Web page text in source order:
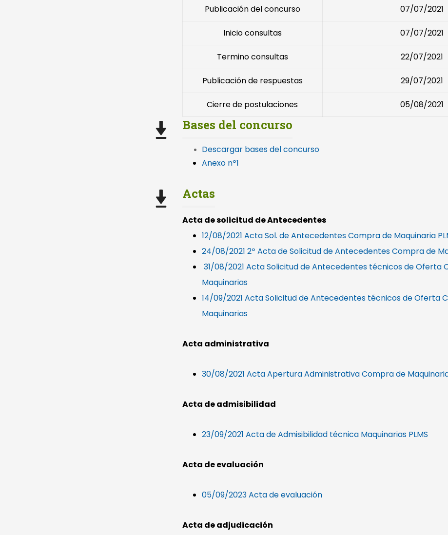
Publicación del concurso 07/07/2021
Inicio consultas 07/07/2021
Termino consultas 22/07/2021
Publicación de respuestas 29/07/2021
Cierre de postulaciones 05/08/2021
Bases del concurso
Descargar bases del concurso
Anexo nº1
Actas
Acta de solicitud de Antecedentes
12/08/2021 Acta Sol. de Antecedentes Compra de Maquinaria
24/08/2021 2º Acta de Solicitud de Antecedentes Compra de
31/08/2021 Acta Solicitud de Antecedentes técnicos de Oferta
Maquinarias
14/09/2021 Acta Solicitud de Antecedentes técnicos de Oferta
Maquinarias
Acta administrativa
30/08/2021 Acta Apertura Administrativa Compra de Maquinaria
Acta de admisibilidad
23/09/2021 Acta de Admisibilidad técnica Maquinarias PLMS
Acta de evaluación
05/09/2023 Acta de evaluación
Acta de adjudicación